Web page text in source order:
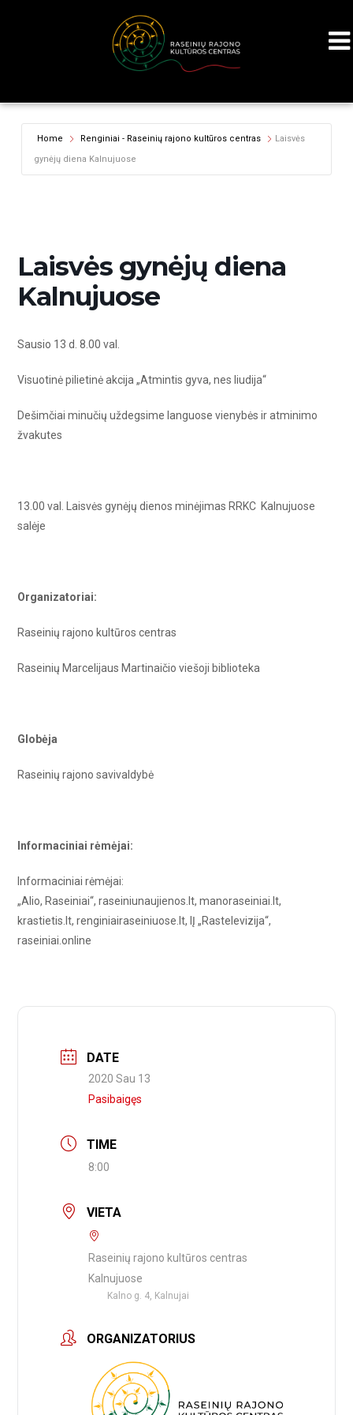
Home Renginiai - Raseinių rajono kultūros centras
Laisvės
gynėjų diena Kalnujuose
Laisvės gynėjų diena
Kalnujuose
Sausio 13 d. 8.00 val.
Visuotinė pilietinė akcija „Atmintis gyva, nes liudija“
Dešimčiai minučių uždegsime languose vienybės ir atminimo
žvakutes
13.00 val.
Laisvės gynėjų dienos minėjimas RRKC Kalnujuose
salėje
Organizatoriai:
Raseinių rajono kultūros centras
Raseinių Marcelijaus Martinaičio viešoji biblioteka
Globėja
Raseinių rajono savivaldybė
Informaciniai rėmėjai:
Informaciniai rėmėjai:
„Alio, Raseiniai“, raseiniunaujienos.lt, manoraseiniai.lt,
krastietis.lt, renginiairaseiniuose.lt, IĮ „Rastelevizija“,
raseiniai.online
DATE
2020 Sau 13
Pasibaigęs
TIME
8:00
VIETA
Raseinių rajono kultūros centras
Kalnujuose
Kalno g. 4, Kalnujai
ORGANIZATORIUS